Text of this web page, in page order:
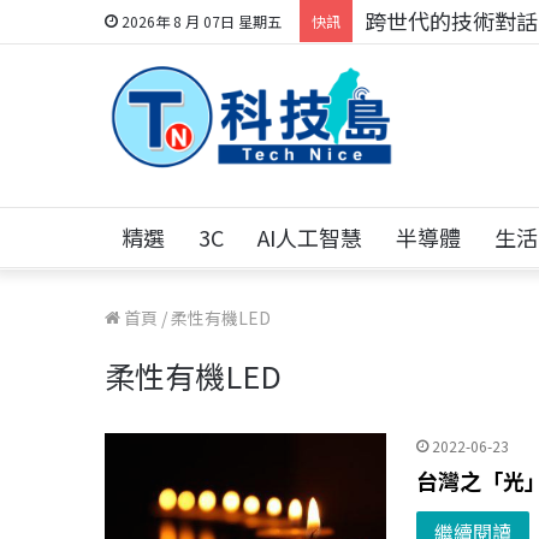
2026年 8 月 07日 星期五 快訊 跨世代的技術對
精選 3C AI人工智慧 半導體 生活
首頁 /柔性有機LED
柔性有機LED
2022-06-23
台灣之「光
繼續閱讀